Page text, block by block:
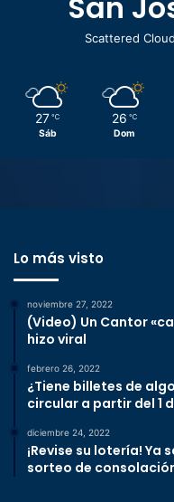
Scattered
27 ℃
Sáb
26 ℃
Dom
Lo más visto
noviembre 27, 2022
(Video) Un Cantor
hizo viral
febrero 26, 2022
¿Tiene billetes de
circular a partir del 1
diciembre 24, 2022
¡Revise su lotería!
sorteo de